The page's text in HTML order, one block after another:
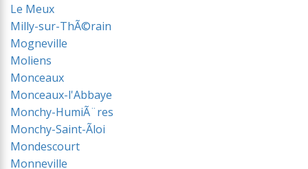
Le Meux
Milly-sur-ThÃ©rain
Mogneville
Moliens
Monceaux
Monceaux-l'Abbaye
Monchy-HumiÃ¨res
Monchy-Saint-Ãloi
Mondescourt
Monneville